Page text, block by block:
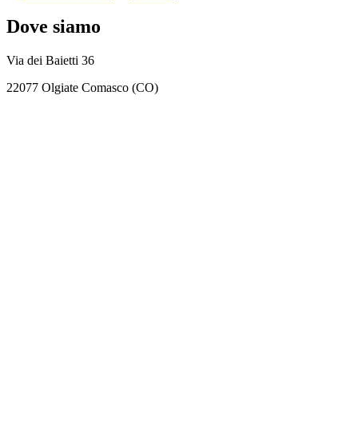
Dove siamo
Via dei Baietti 36
22077 Olgiate Comasco (CO)